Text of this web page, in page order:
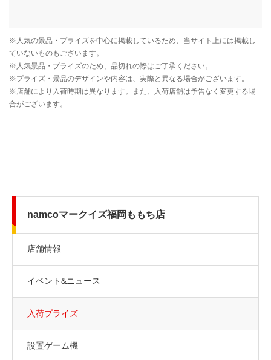
namcoマークイズ福岡ももち店
店舗情報
イベント&ニュース
入荷プライズ
設置ゲーム機